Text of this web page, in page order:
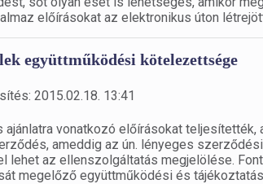
előírásokat az elektronikus úton
együttműködési kötelezettsége
2015.02.18. 13:41
vonatkozó előírásokat teljesítették,
ameddig az ún. lényeges
az ellenszolgáltatás megjelölése.
megelőző együttműködési és